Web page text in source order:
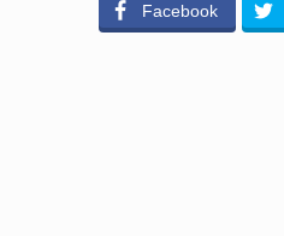
Facebook